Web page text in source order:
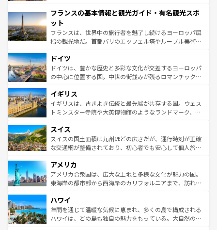
ませてくれるイタリアで、忘れられない旅をしてみよう！
なお、新着のイタリア情報は
しい。
文化が根付くこの国では、情熱的なフラメンコ、熱気あふ
れる闘牛、そして美味しいタパスが生活の一部となってい
る。首都マドリードの洗練された雰囲気や、バルセロナの
アートに溢れた街角から、地方では古代ローマ遺跡や中世
せる。地方によって風土や気候が異なるスペインはその個
性で訪れる人を魅了する。 なお、新着のスペイン情報は コ
ンテンツ一覧を参照してほしい。
フランスの基本情報と観光ガイド・有名観光スポ
ット
フランスは、世界中の旅行者を魅了し続けるヨーロッパ屈
指の観光地だ。首都パリのエッフェル塔やルーブル美術館
で、幅広い魅力が詰まっている。華麗な宮殿、歴史的な大
聖堂、美しいビーチ、そして豊かな自然が、訪れる者を心
から魅了する。また、フランスは美食の国としても知ら
いる。シャンパンの発祥地であるランス、プロヴァンスの
香り高いラベンダー畑など、多彩な楽しみ方が可能だ。さ
らに、パリ以外の地域にも魅力が溢れており、どの街角に
れる地方に足を運ぶとそれぞれで全く異なる文化を体験で
きるだろう。 なお、新着のフランス情報はコンテンツ一覧
を参照してほしい。
ドイツ
ドイツは、豊かな歴史と多彩な文化が交差するヨーロッパ
の中心に位置する国。中世の街並みが残るロマンチック街
顔を持つこの国は、どこを歩いても飽きることがない。ベ
ルリンの文化的活気、バイエルン州のアルプスの絶景、そ
してライン川沿いのワイン畑といった風景は必見。ビール
は、お酒好きな人にはぜひ体験してほしい。 なお、新着の
ドイツ情報はコンテンツ一覧を参照してほしい。
イギリス
イギリスは、古きよき伝統と最先端が共存する国。ウェス
トミンスター寺院や大英博物館のようなランドマーク、歴
リアごとに異なる魅力がある。また、優雅なアフタヌーン
ティー、ビール好きにはたまらない英国パブ、サッカー観
戦など、本場だからこそできる体験も豊富。イギリスを旅
ンツ一覧を参照してほしい。
スイス
スイスの国土面積は九州ほどの広さだが、運行時刻が正確
な交通網が整備されており、初心者でも安心して個人旅行
の建物がそのまま残る町や、スイスならではのユニークな
博物館もあり、アルプス観光だけでなく町歩きも満喫する
ことができる。国民の所得が高いため物価も高いが、旅行
ば市内交通費無料で観光を楽しむこともできる。 なお、新
着のスイス情報はコンテンツ一覧 を参照してほしい。
アメリカ
アメリカ合衆国は、広大な土地と多様な文化が魅力の国。
東海岸の都市部から西海岸のカリフォルニアまで、訪れる
のような巨大都市は、観光、ショッピング、エンターテイ
ンメントが詰まった刺激的なスポットだ。一方、アメリカ
西部には大自然が広がり、グランドキャニオンやイエロー
ハワイ
年間を通じて温暖な気候に恵まれ、多くの島で構成される
ハワイは、どの島も独自の魅力をもっている。大自然の神